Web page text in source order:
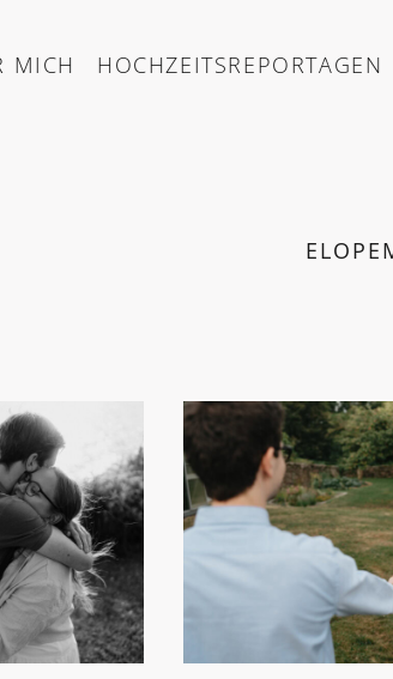
MICH HOCHZEITSREPORTAGEN